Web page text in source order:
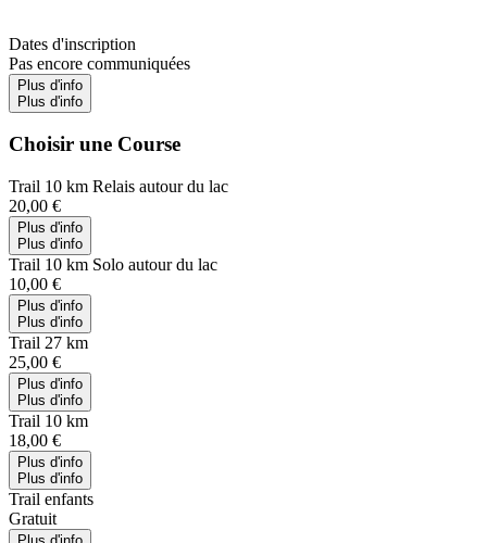
Dates d'inscription
Pas encore communiquées
Plus d'info
Plus d'info
Choisir une Course
Trail 10 km Relais autour du lac
20,00 €
Plus d'info
Plus d'info
Trail 10 km Solo autour du lac
10,00 €
Plus d'info
Plus d'info
Trail 27 km
25,00 €
Plus d'info
Plus d'info
Trail 10 km
18,00 €
Plus d'info
Plus d'info
Trail enfants
Gratuit